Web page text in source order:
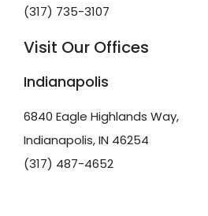
(317) 735-3107
Visit Our Offices
Indianapolis
6840 Eagle Highlands Way,
Indianapolis, IN 46254
(317) 487-4652